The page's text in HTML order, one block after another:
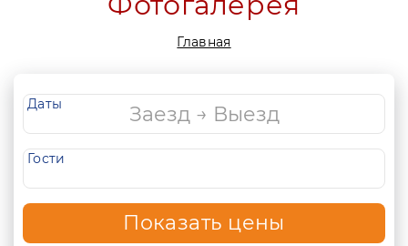
Главная
Даты
Гости
Показать цены